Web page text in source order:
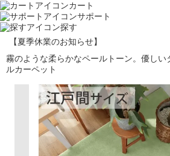
カート
サポート
探す
【夏季休業のお知らせ】
霧のような柔らかなペールトーン。優しい
ルカーペット